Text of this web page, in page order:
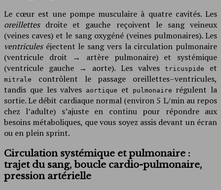
Le cœur est une pompe musculaire à quatre cavités. Les
oreillettesdroite et gauche reçoivent le sang veineux
(veines caves) et le sang oxygéné (veines pulmonaires). Les
ventriculeséjectent le sang vers la circulation pulmonaire
(ventricule droit → artère pulmonaire) et systémique
(ventricule gauche → aorte). Les valvestricuspide et
mitrale
contrôlent le passage oreillettes–ventricules,
tandis que les valves aortique et pulmonaire régulent la
sortie. Le débit cardiaque normal (environ 5 L/min au repos
chez l’adulte) s’ajuste en continu pour répondre aux
besoins métaboliques, que vous soyez assis devant un écran
ou en plein sprint.
Circulation systémique et pulmonaire :
trajet du sang, boucle cardio-pulmonaire,
pression artérielle